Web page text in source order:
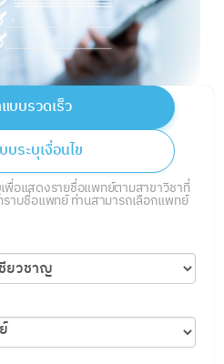
บบรวดเร็ว
ระบุเงื่อนไข
พื่อแสดงรายชื่อแพทย์ตามสาขาวิชาที่
าบชื่อแพทย์ ท่านสามารถเลือกแพทย์